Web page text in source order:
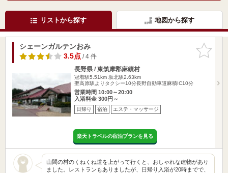
リストから探す 地図から探す
お気に入
りに追加
シェーンガルテンおみ
3.5点/ 4 件
長野県 / 東筑摩郡麻績村
冠着駅5.51km 坂北駅2.63km
聖高原駅よりタクシー10分長野自動車道麻積IC10分
営業時間 10:00～20:00
入浴料金 300円～
日帰り 宿泊 エステ・マッサージ
楽天トラベルの宿泊プランを見る
山間の村のくねくね道を上がって行くと、おしゃれな建物があり
ました。レストランもありましたが、日帰り入浴が20時までで、